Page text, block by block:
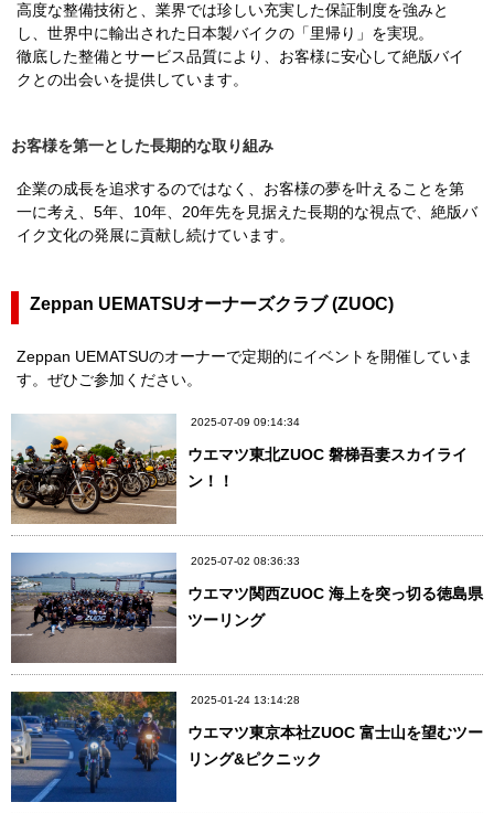
高度な整備技術と、業界では珍しい充実した保証制度を強みと
し、世界中に輸出された日本製バイクの「里帰り」を実現。
徹底した整備とサービス品質により、お客様に安心して絶版バイ
クとの出会いを提供しています。
お客様を第一とした長期的な取り組み
企業の成長を追求するのではなく、お客様の夢を叶えることを第
一に考え、5年、10年、20年先を見据えた長期的な視点で、絶版バ
イク文化の発展に貢献し続けています。
Zeppan UEMATSUオーナーズクラブ (ZUOC)
Zeppan UEMATSUのオーナーで定期的にイベントを開催していま
す。ぜひご参加ください。
2025-07-09 09:14:34
ウエマツ東北ZUOC 磐梯吾妻スカイライ
ン！！
2025-07-02 08:36:33
ウエマツ関西ZUOC 海上を突っ切る徳島県
ツーリング
2025-01-24 13:14:28
ウエマツ東京本社ZUOC 富士山を望むツー
リング&ピクニック